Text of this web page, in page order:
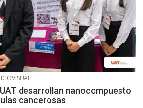
desarrollan nanocompuesto
cancerosas